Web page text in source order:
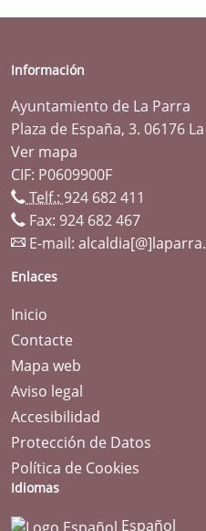
Información
Ayuntamiento de La Parra
Plaza de España, 3. 06176
Ver mapa
CIF: P0609900F
Telf.: 924 682 411
Fax: 924 682 467
E-mail:
Enlaces
Inicio
Contacte
Mapa web
Aviso legal
Accesibilidad
Protección de Datos
Política de Cookies
Idiomas
Español